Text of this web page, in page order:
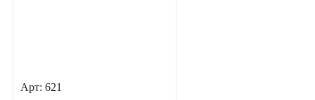
Арт: 621